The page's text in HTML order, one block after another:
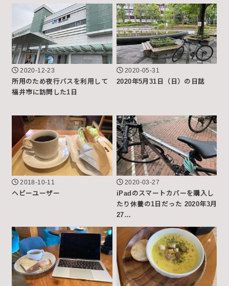
2020-12-23
所用のため夜行バスを利用して
福井市に訪問した1日
2020-05-31
2020年5月31日（日）の日誌
2018-10-11
ヘビーユーザー
2020-03-27
iPadのスマートカバーを購入し
たり休養の1日だった 2020年3月
27…